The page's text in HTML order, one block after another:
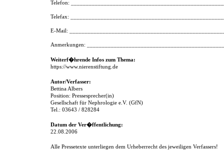
Telefon:
Telefax:
E-Mail:
Anmerkungen:
Weiterf�hrende Infos zum Thema:
https://www.nierenstiftung.de
Autor/Verfasser:
Bettina Albers
Position: Pressesprecher(in)
Gesellschaft für Nephrologie e.V. (GfN)
Tel.: 03643 / 828284
Datum der Ver�ffentlichung:
22.08.2006
Alle Pressetexte unterliegen dem Urheberrecht des jeweiligen Verfassers!